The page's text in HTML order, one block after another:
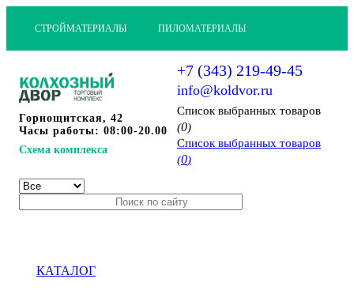
СТРОЙМАТЕРИАЛЫ ПИЛОМАТЕРИАЛЫ
Горнощитская, 42
Часы работы: 08:00-20.00
Схема комплекса
+7 (343) 219-49-45
info@koldvor.ru
Cписок выбранных товаров
(0)
Cписок выбранных товаров
(0)
КАТАЛОГ